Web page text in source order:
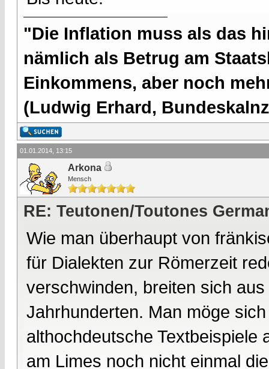
"Die Inflation muss als das
nämlich als Betrug am
Einkommens, aber noch
(Ludwig Erhard,
01.01.2014, 13:15
Arkona
Mensch
RE: Teutonen/Toutones
Wie man überhaupt von
für Dialekten zur Römerzeit
verschwinden, breiten sich
Jahrhunderten. Man möge
althochdeutsche Textbeispiele
am Limes noch nicht einmal